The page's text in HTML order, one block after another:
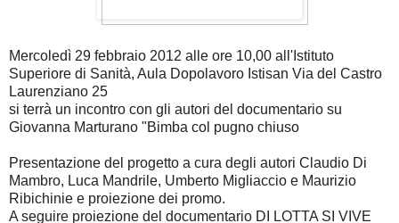
Mercoledì 29 febbraio 2012 alle ore 10,00 all'Istituto
Superiore di Sanità, Aula Dopolavoro Istisan Via del Castro
Laurenziano 25
si terrà un incontro con gli autori del documentario su
Giovanna Marturano "Bimba col pugno chiuso
Presentazione del progetto a cura degli autori Claudio Di
Mambro, Luca Mandrile, Umberto Migliaccio e Maurizio
Ribichinie e proiezione dei promo.
A seguire proiezione del documentario DI LOTTA SI VIVE